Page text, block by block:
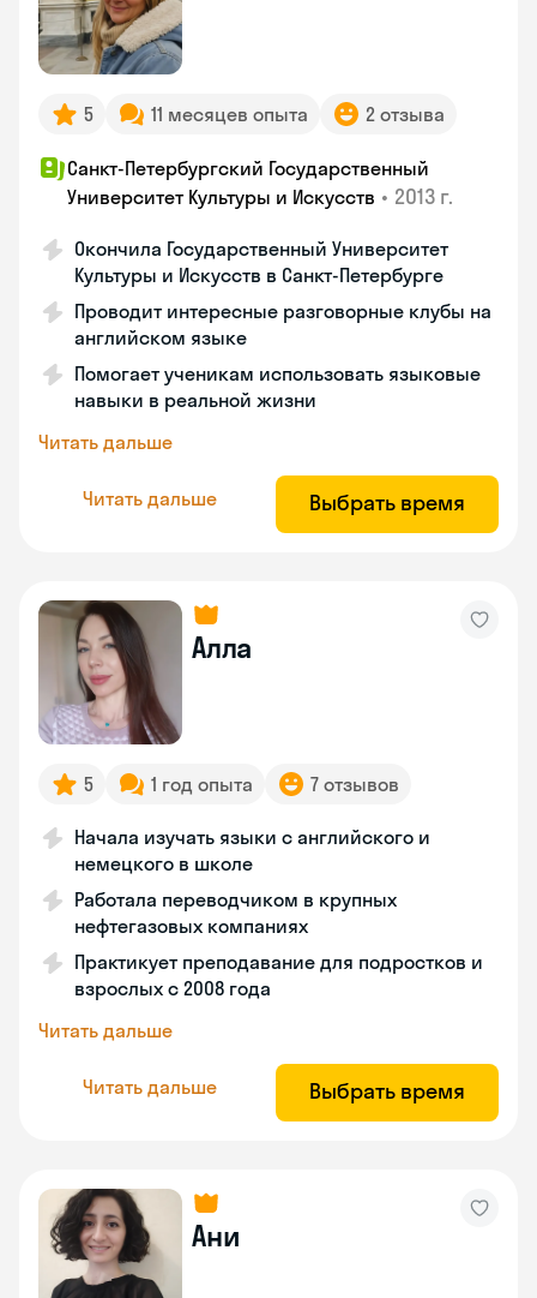
5 11 месяцев опыта 2 отзыва
Санкт-Петербургский Государственный
Университет Культуры и Искусств • 2013 г.
Окончила Государственный Университет
Культуры и Искусств в Санкт-Петербурге
Проводит интересные разговорные клубы на
английском языке
Помогает ученикам использовать языковые
навыки в реальной жизни
Читать дальше
Читать дальше Выбрать время
Алла
5 1 год опыта 7 отзывов
Начала изучать языки с английского и
немецкого в школе
Работала переводчиком в крупных
нефтегазовых компаниях
Практикует преподавание для подростков и
взрослых с 2008 года
Читать дальше
Читать дальше Выбрать время
Ани